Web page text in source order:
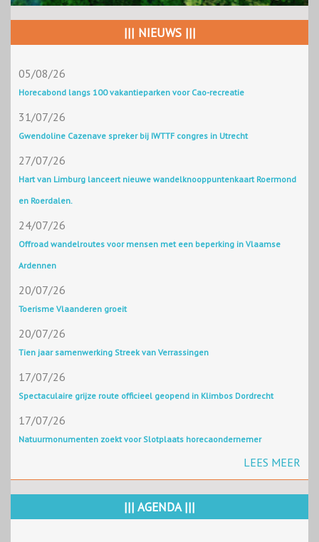
||| NIEUWS |||
05/08/26
Horecabond langs 100 vakantieparken voor Cao-recreatie
31/07/26
Gwendoline Cazenave spreker bij IWTTF congres in Utrecht
27/07/26
Hart van Limburg lanceert nieuwe wandelknooppuntenkaart Roermond
en Roerdalen.
24/07/26
Offroad wandelroutes voor mensen met een beperking in Vlaamse
Ardennen
20/07/26
Toerisme Vlaanderen groeit
20/07/26
Tien jaar samenwerking Streek van Verrassingen
17/07/26
Spectaculaire grijze route officieel geopend in Klimbos Dordrecht
17/07/26
Natuurmonumenten zoekt voor Slotplaats horecaondernemer
LEES MEER
||| AGENDA |||